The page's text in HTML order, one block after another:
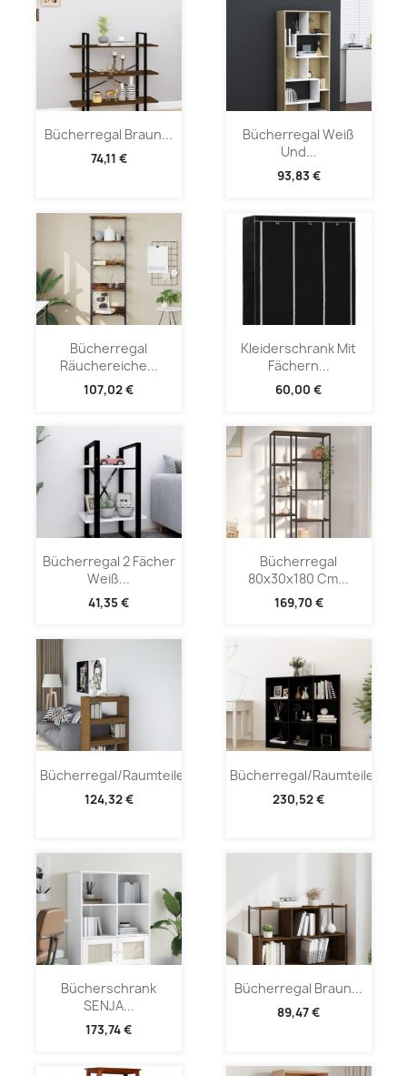
Bücherregal Braun...
74,11 €
Bücherregal Weiß
Und...
93,83 €
Bücherregal
Räuchereiche...
107,02 €
Kleiderschrank Mit
Fächern...
60,00 €
Bücherregal 2 Fächer
Weiß...
41,35 €
Bücherregal
80x30x180 Cm...
169,70 €
Bücherregal/Raumteiler...
124,32 €
Bücherregal/Raumteiler...
230,52 €
Bücherschrank
SENJA...
173,74 €
Bücherregal Braun...
89,47 €